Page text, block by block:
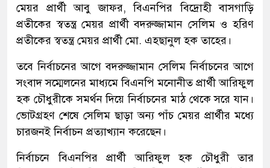
মেয়র প্রার্থী আবু জাফর, বিএনপির বিদ্রোহী বাসগাড়ি
প্রতীকের স্বতন্ত্র মেয়র প্রার্থী বদরুজ্জামান সেলিম ও হরিণ
প্রতীকের স্বতন্ত্র মেয়র প্রার্থী মো. এহছানুল হক তাহের।
তবে নির্বাচনের আগে বদরুজ্জামান সেলিম নির্বাচনের আগে
সংবাদ সম্মেলনের মাধ্যমে বিএনপি মনোনীত প্রার্থী আরিফুল
হক চৌধুরীকে সমর্থন দিয়ে নির্বাচনের মাঠ থেকে সরে যান।
ভোটগ্রহণ শেষে সেলিম ছাড়া অন্য পাঁচ মেয়র প্রার্থীর মধ্যে
চারজনই নির্বাচন প্রত্যাখ্যান করেছেন।
নির্বাচনে বিএনপির প্রার্থী আরিফুল হক চৌধুরী তার